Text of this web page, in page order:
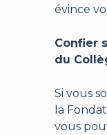
évince
Confier
du
Si vous
la
vous